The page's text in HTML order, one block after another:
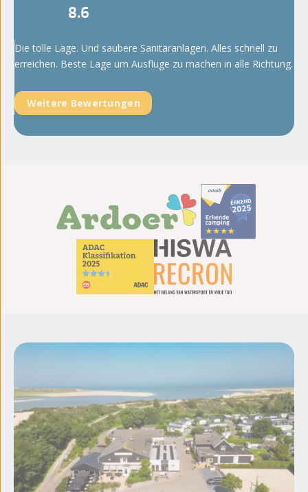
8.6
Die tolle Lage. Und saubere Sanitäranlagen. Alles schnell zu
erreichen. Beste Lage um Ausflüge zu machen in alle Richtung.
Weitere Bewertungen